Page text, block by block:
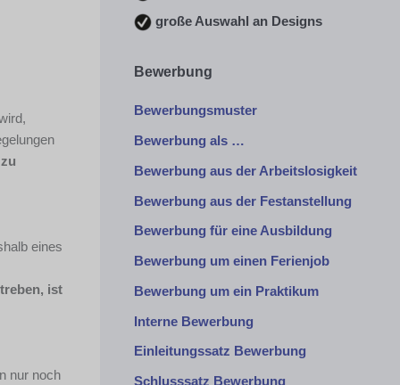
eines
ist
nur noch
große Auswahl an Designs
Bewerbung
Bewerbungsmuster
Bewerbung als …
Bewerbung aus der Arbeitslosigkeit
Bewerbung aus der Festanstellung
Bewerbung für eine Ausbildung
Bewerbung um einen Ferienjob
Bewerbung um ein Praktikum
Interne Bewerbung
Einleitungssatz Bewerbung
Schlusssatz Bewerbung